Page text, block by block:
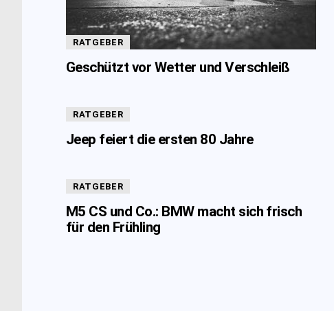
RATGEBER
Geschützt vor Wetter und Verschleiß
RATGEBER
Jeep feiert die ersten 80 Jahre
RATGEBER
M5 CS und Co.: BMW macht sich frisch
für den Frühling